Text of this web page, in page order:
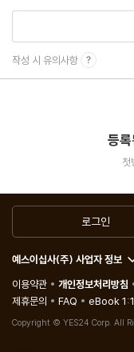
작성 시 유의사항
등
첫
로그인
예스이십사(주) 사업자 정보
이용약관
개인정보처리방침
제휴문의
FAQ eBook
Copyright © YES24 Corp. All